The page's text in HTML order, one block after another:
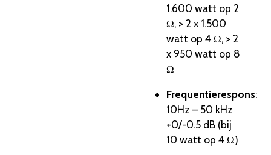
1.600 watt op 2
Ω, > 2 x 1.500
watt op 4 Ω, > 2
x 950 watt op 8
Ω
Frequentierespons:
10Hz – 50 kHz
+0/-0.5 dB (bij
10 watt op 4 Ω)